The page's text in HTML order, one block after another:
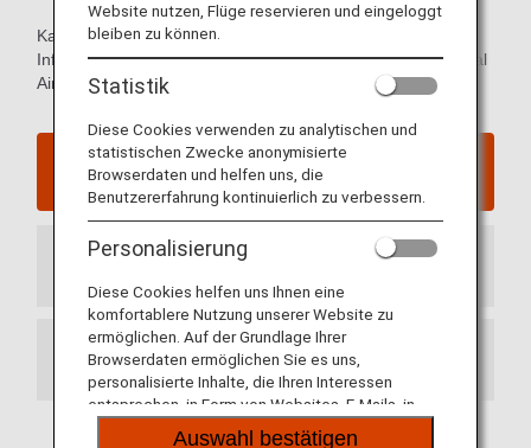
Karten der Ankunfts- und Abflugterminals und andere
Informationen für Orientierung im Seoul Gimpo International
Airport.
Website des Seoul Gimpo International Airport
Abflugterminal
Website nutzen, Flüge reservieren und eingeloggt
bleiben zu können.
Statistik
Diese Cookies verwenden zu analytischen und
statistischen Zwecke anonymisierte
Browserdaten und helfen uns, die
Benutzererfahrung kontinuierlich zu verbessern.
Personalisierung
Diese Cookies helfen uns Ihnen eine
komfortablere Nutzung unserer Website zu
ermöglichen. Auf der Grundlage Ihrer
Browserdaten ermöglichen Sie es uns,
personalisierte Inhalte, die Ihren Interessen
entsprechen, in Form von Websites, E-Mails, in
sozialen Medien und Werbung anzubieten.
Auswahl bestätigen